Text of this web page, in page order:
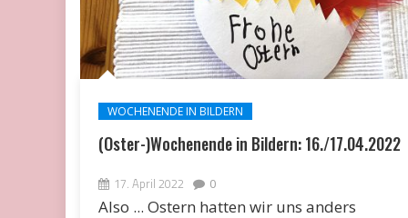
WOCHENENDE IN BILDERN
(Oster-)Wochenende in Bildern: 16./17.04.2022
17. April 2022 0
Also ... Ostern hatten wir uns anders